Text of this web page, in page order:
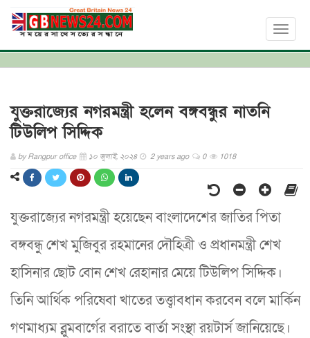
Toggle
যুক্তরাজ্যের নগরমন্ত্রী হলেন বঙ্গবন্ধুর নাতনি
টিউলিপ সিদ্দিক
byRangpur office ১০ জুলাই, ২০২৪ 2 years ago 0 1018
যুক্তরাজ্যের নগরমন্ত্রী হয়েছেন বাংলাদেশের জাতির পিতা
বঙ্গবন্ধু শেখ মুজিবুর রহমানের দৌহিত্রী ও প্রধানমন্ত্রী শেখ
হাসিনার ছোট বোন শেখ রেহানার মেয়ে টিউলিপ সিদ্দিক।
তিনি আর্থিক পরিষেবা খাতের তত্ত্বাবধান করবেন বলে মার্কিন
গণমাধ্যম ব্লুমবার্গের বরাতে বার্তা সংস্থা রয়টার্স জানিয়েছে।